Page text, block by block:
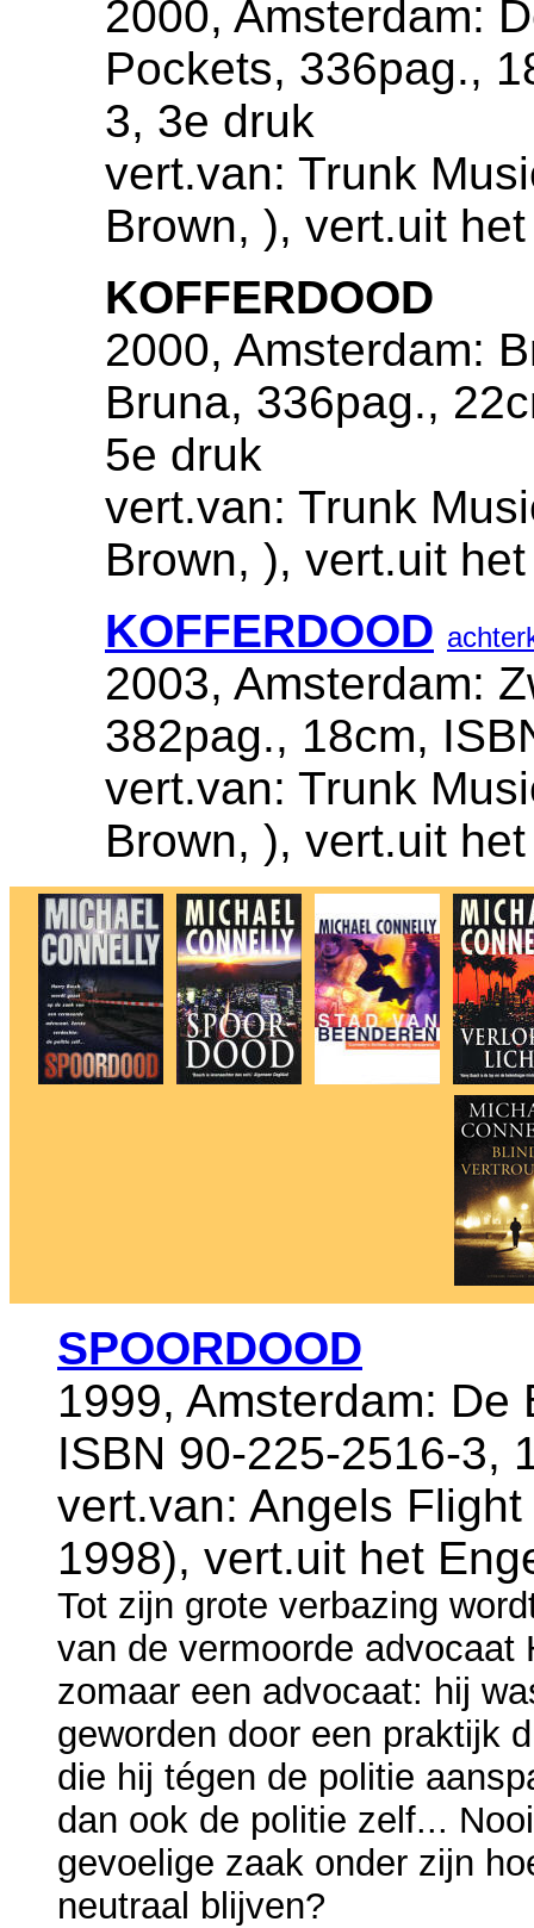
2000, Amsterdam:
Pockets, 336pag.,
3, 3e druk
vert.van: Trunk
Brown, ), vert.uit
KOFFERDOOD
2000, Amsterdam:
Bruna, 336pag.,
5e druk
vert.van: Trunk
Brown, ), vert.uit
KOFFERDOOD
2003, Amsterdam:
382pag., 18cm,
vert.van: Trunk
Brown, ), vert.uit
SPOORDOOD
1999, Amsterdam:
ISBN 90-225-2516-3,
vert.van: Angels
1998), vert.uit het
Tot zijn grote verbazing
van de vermoorde
zomaar een advocaat: hij
geworden door een praktijk
die hij tégen de politie
dan ook de politie zelf...
gevoelige zaak onder zijn
neutraal blijven?